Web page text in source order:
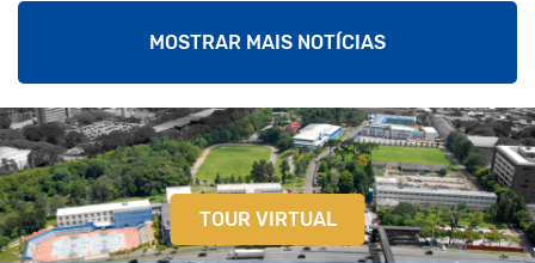
MOSTRAR MAIS NOTÍCIAS
TOUR VIRTUAL